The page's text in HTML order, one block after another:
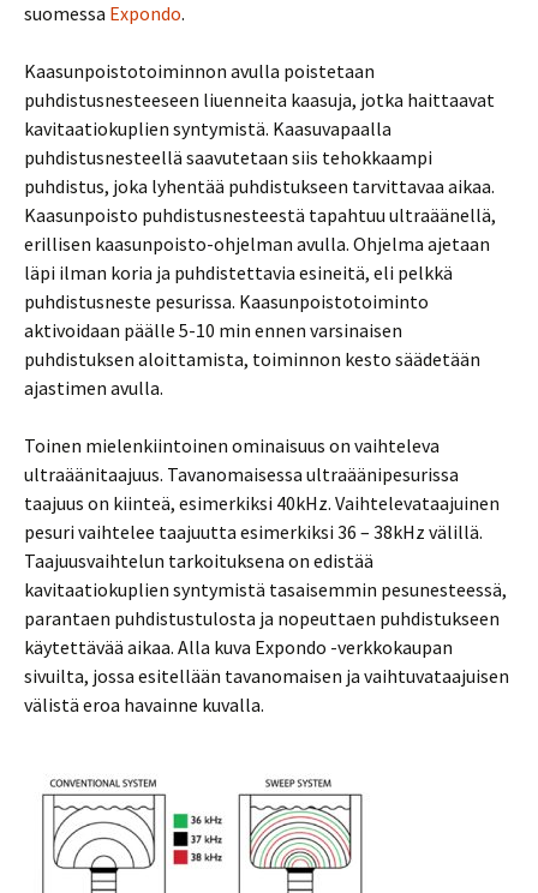
suomessa Expondo.
Kaasunpoistotoiminnon avulla poistetaan
puhdistusnesteeseen liuenneita kaasuja, jotka haittaavat
kavitaatiokuplien syntymistä. Kaasuvapaalla
puhdistusnesteellä saavutetaan siis tehokkaampi
puhdistus, joka lyhentää puhdistukseen tarvittavaa aikaa.
Kaasunpoisto puhdistusnesteestä tapahtuu ultraäänellä,
erillisen kaasunpoisto-ohjelman avulla. Ohjelma ajetaan
läpi ilman koria ja puhdistettavia esineitä, eli pelkkä
puhdistusneste pesurissa. Kaasunpoistotoiminto
aktivoidaan päälle 5-10 min ennen varsinaisen
puhdistuksen aloittamista, toiminnon kesto säädetään
ajastimen avulla.
Toinen mielenkiintoinen ominaisuus on vaihteleva
ultraäänitaajuus. Tavanomaisessa ultraäänipesurissa
taajuus on kiinteä, esimerkiksi 40kHz. Vaihtelevataajuinen
pesuri vaihtelee taajuutta esimerkiksi 36 – 38kHz välillä.
Taajuusvaihtelun tarkoituksena on edistää
kavitaatiokuplien syntymistä tasaisemmin pesunesteessä,
parantaen puhdistustulosta ja nopeuttaen puhdistukseen
käytettävää aikaa. Alla kuva Expondo -verkkokaupan
sivuilta, jossa esitellään tavanomaisen ja vaihtuvataajuisen
välistä eroa havainne kuvalla.